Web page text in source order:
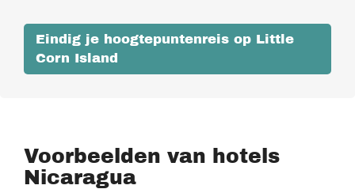
Eindig je hoogtepuntenreis op Little
Corn Island
Voorbeelden van hotels
Nicaragua